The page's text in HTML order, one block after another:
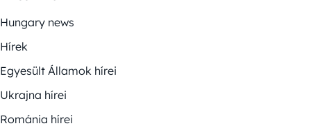
Hungary news
Hírek
Egyesült Államok hírei
Ukrajna hírei
Románia hírei